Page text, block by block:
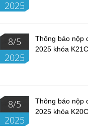
2025
8/5
2025
Thông báo nộp
2025 khóa
8/5
2025
Thông báo nộp
2025 khóa